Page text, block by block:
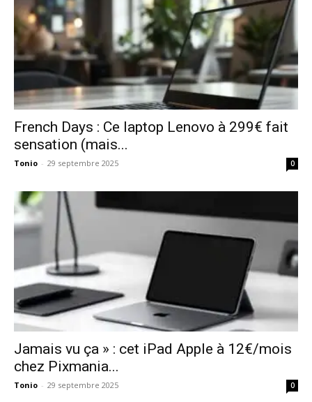
French Days : Ce laptop Lenovo à 299€ fait
sensation (mais...
Tonio - 29 septembre 2025 0
Jamais vu ça » : cet iPad Apple à 12€/mois
chez Pixmania...
Tonio - 29 septembre 2025 0